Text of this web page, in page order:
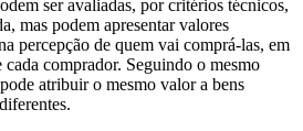
ser avaliadas, por critérios técnicos,
mas podem apresentar valores
percepção de quem vai comprá-las, em
comprador. Seguindo o mesmo
atribuir o mesmo valor a bens